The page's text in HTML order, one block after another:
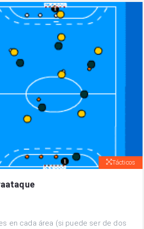
Tácticos
en cada área (si puede ser de dos